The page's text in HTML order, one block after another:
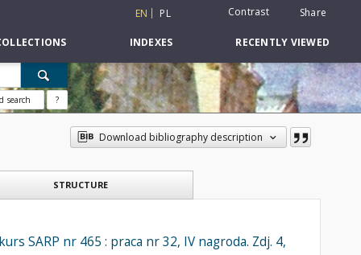
EN PL Contrast Share
INDEXES RECENTLY VIEWED
search ?
Download bibliography description
STRUCTURE
SARP nr 465 : praca nr 32, IV nagroda. Zdj. 4,